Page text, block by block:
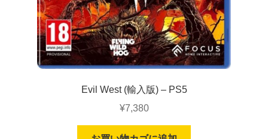
Evil West (輸入版) – PS5
¥7,380